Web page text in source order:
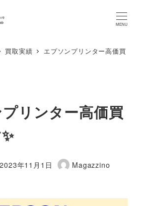
MENU
買取実績
エプソンプリンター高価買
リンター高価買
更新日
2023年11月1日
著
Magazzino